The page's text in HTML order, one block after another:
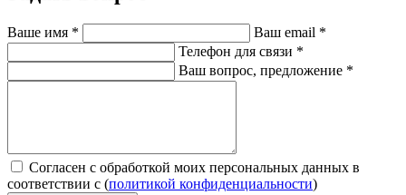
Ваше имя * Ваш email *
Телефон для связи *
Ваш вопрос, предложение *
Согласен с обработкой моих персональных данных в
соответствии с (политикой конфиденциальности)